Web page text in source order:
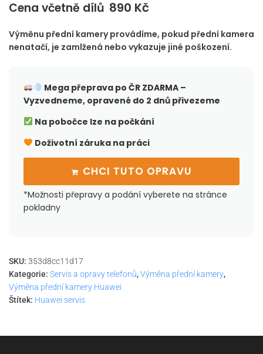
Cena včetně dílů 890 Kč
Výměnu přední kamery provádíme, pokud přední kamera
nenatačí, je zamlžená nebo vykazuje jiné poškození.
Mega přeprava po ČRZDARMA –
Vyzvedneme, opravené do 2 dnů přivezeme
Na pobočce lze na počkání
Doživotní záruka na práci
CHCI TUTO OPRAVU
*Možnosti přepravy a podání vyberete na stránce
pokladny
SKU: 353d8cc11d17
Kategorie: Servis a opravy telefonů,Výměna přední kamery,
Výměna přední kamery Huawei
Štítek: Huawei servis